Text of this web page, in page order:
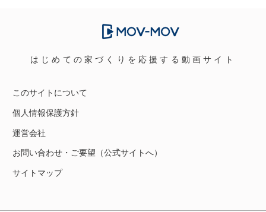
はじめての家づくりを応援する動画サイト
このサイトについて
個人情報保護方針
運営会社
お問い合わせ・ご要望（公式サイトへ）
サイトマップ